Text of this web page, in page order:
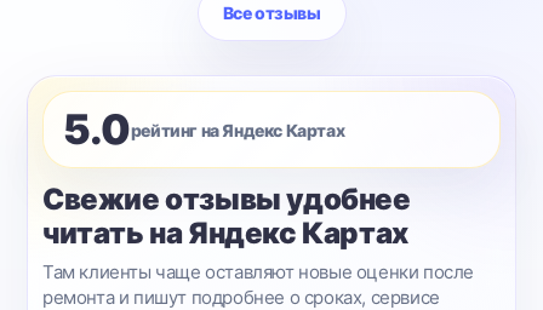
Все отзывы
5.0рейтинг на Яндекс Картах
Свежие отзывы удобнее
читать на Яндекс Картах
Там клиенты чаще оставляют новые оценки после
ремонта и пишут подробнее о сроках, сервисе